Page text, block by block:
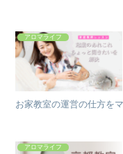
アロマライフ
お家教室の運営の仕方を
アロマライフ